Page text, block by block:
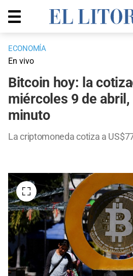
ECONOMÍA
En vivo
Bitcoin hoy: la
miércoles 9 de
minuto
La criptomoneda cotiza a